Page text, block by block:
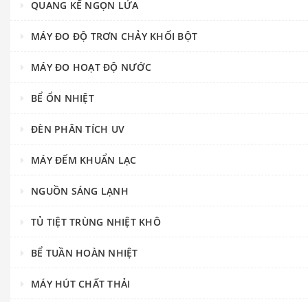
QUANG KẾ NGỌN LỬA
MÁY ĐO ĐỘ TRƠN CHẢY KHỐI BỘT
MÁY ĐO HOẠT ĐỘ NƯỚC
BỂ ỔN NHIỆT
ĐÈN PHÂN TÍCH UV
MÁY ĐẾM KHUẨN LẠC
NGUỒN SÁNG LẠNH
TỦ TIỆT TRÙNG NHIỆT KHÔ
BỂ TUẦN HOÀN NHIỆT
MÁY HÚT CHẤT THẢI